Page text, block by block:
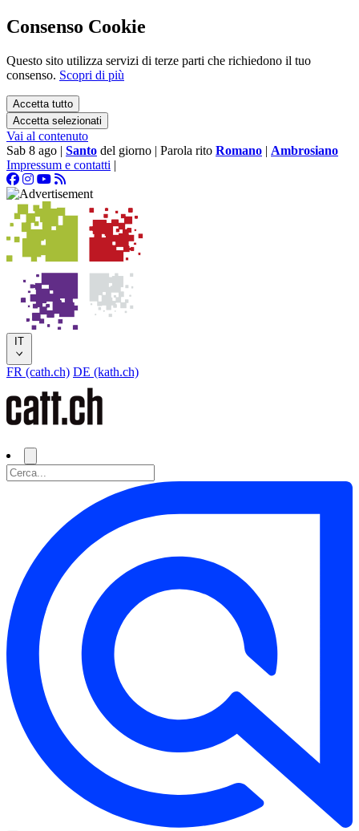
Consenso Cookie
Questo sito utilizza servizi di terze parti che richiedono il tuo
consenso. Scopri di più
Accetta tutto
Accetta selezionati
Vai al contenuto
Sab 8 ago | Santo del giorno | Parola rito Romano | Ambrosiano
Impressum e contatti |
IT
FR (cath.ch) DE (kath.ch)